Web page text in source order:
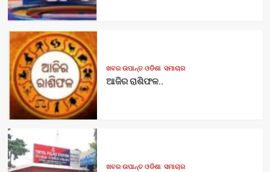
ଖବର ଉପାନ୍ତ ଓଡିଶା ସମାଚାର
ଆଜିର ରାଶିଫଳ..
ଖବର ଉପାନ୍ତ ଓଡିଶା ସମାଚାର